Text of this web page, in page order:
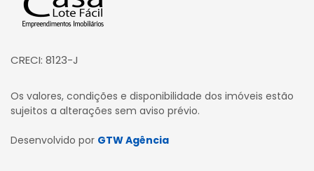
CRECI: 8123-J
Os valores, condições e disponibilidade dos imóveis estão
sujeitos a alterações sem aviso prévio.
Desenvolvido por GTW Agência